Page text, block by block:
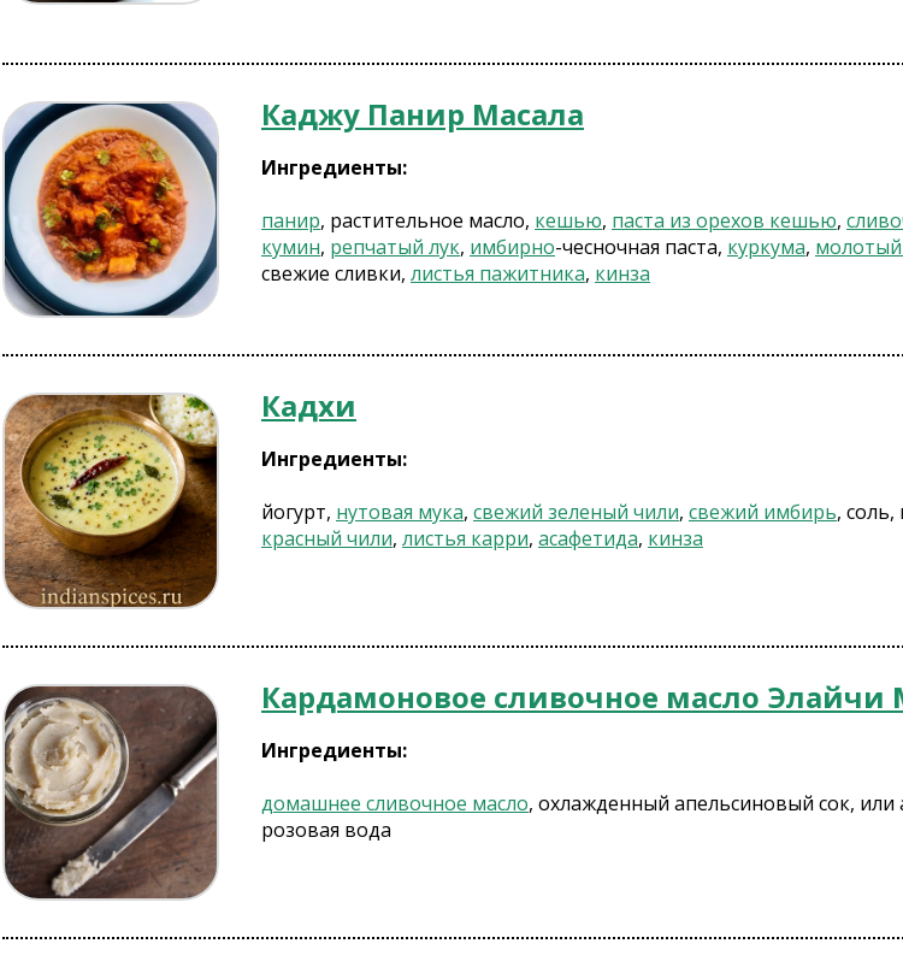
Каджу Панир Масала
Ингредиенты:
панир, растительное масло, кешью, паста из орехов кешью,
кумин, репчатый лук, имбирно-чесночная паста, куркума,
свежие сливки, листья пажитника, кинза
Кадхи
Ингредиенты:
йогурт, нутовая мука, свежий зеленый чили, свежий имбирь, соль,
красный чили, листья карри, асафетида, кинза
Кардамоновое сливочное масло Элайчи
Ингредиенты:
домашнее сливочное масло, охлажденный апельсиновый сок,
розовая вода